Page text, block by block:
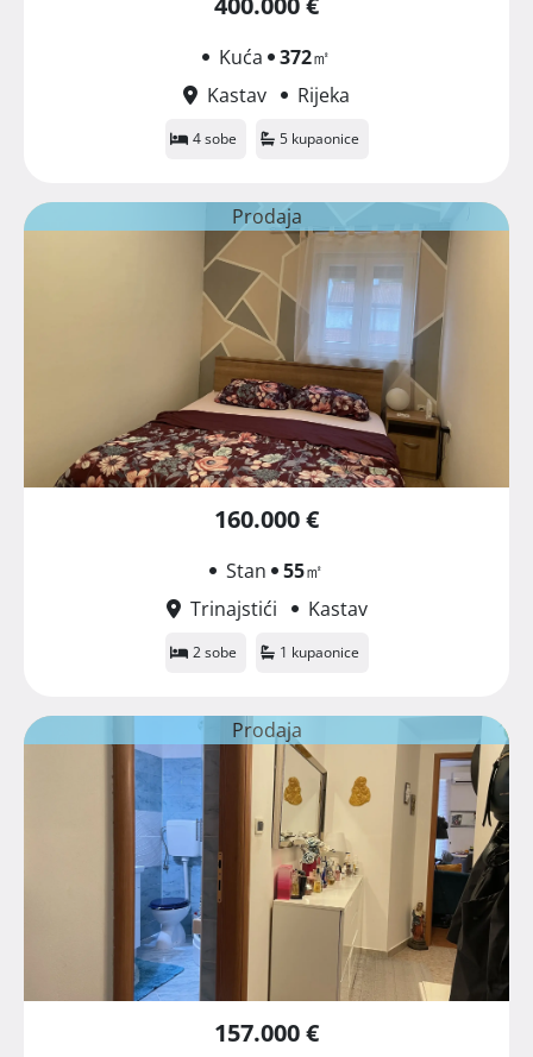
Kuća 372㎡
Kastav
Rijeka
4 sobe 5 kupaonice
Prodaja
160.000 €
Stan 55㎡
Trinajstići
Kastav
2 sobe 1 kupaonice
Prodaja
157.000 €